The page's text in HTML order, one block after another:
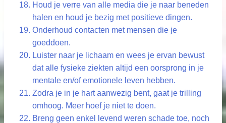
Houd je verre van alle media die je naar beneden
halen en houd je bezig met positieve dingen.
Onderhoud contacten met mensen die je
goeddoen.
Luister naar je lichaam en wees je ervan bewust
dat alle fysieke ziekten altijd een oorsprong in je
mentale en/of emotionele leven hebben.
Zodra je in je hart aanwezig bent, gaat je trilling
omhoog. Meer hoef je niet te doen.
Breng geen enkel levend weren schade toe, noch